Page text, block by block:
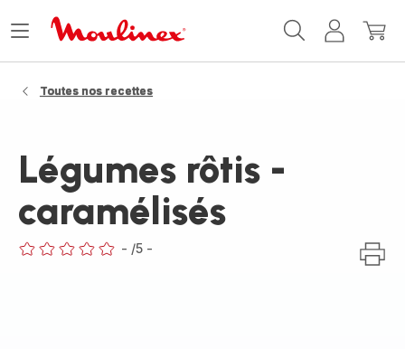
MonMon
Ouvrir
Toutes nos recettes
Légumes rôtis -
caramélisés
- /5 -